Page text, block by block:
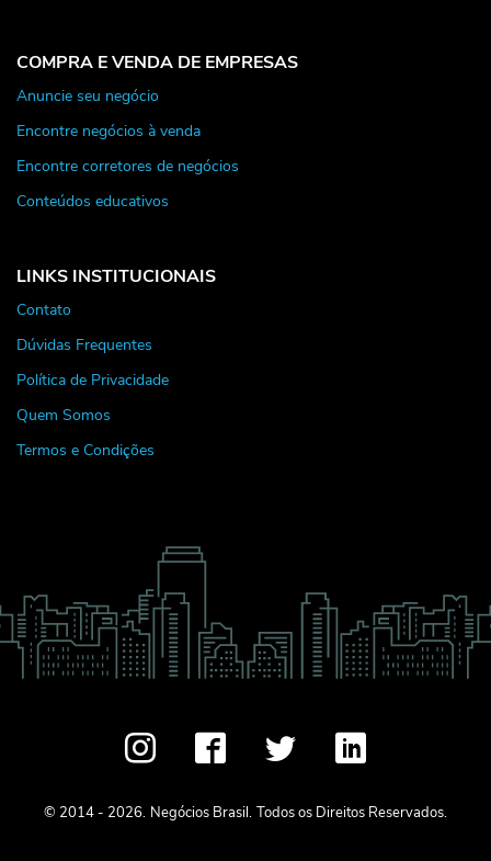
COMPRA E VENDA DE EMPRESAS
Anuncie seu negócio
Encontre negócios à venda
Encontre corretores de negócios
Conteúdos educativos
LINKS INSTITUCIONAIS
Contato
Dúvidas Frequentes
Política de Privacidade
Quem Somos
Termos e Condições
© 2014 - 2026. Negócios Brasil. Todos os Direitos Reservados.